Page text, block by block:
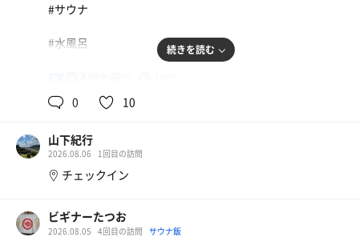
#サウナ
#水風呂
アクエリアス
続きを読む
0 10
山下紀行
2026.08.06 1回目の訪問
チェックイン
ビギナーたつお
2026.08.05 4回目の訪問 サウナ飯